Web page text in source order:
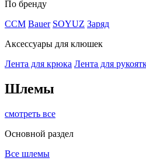
По бренду
CCM Bauer SOYUZ Заряд
Аксессуары для клюшек
Лента для крюка Лента для
Шлемы
смотреть все
Основной раздел
Все шлемы